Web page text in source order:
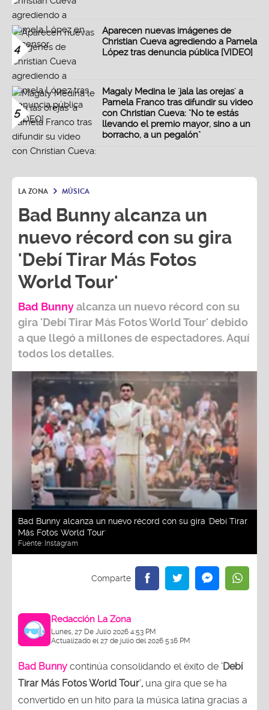
4
Aparecen nuevas imágenes de
Christian Cueva agrediendo a Pamela
López tras denuncia pública [VIDEO]
5
Magaly Medina le 'jala las orejas' a
Pamela Franco tras difundir su video
con Christian Cueva: "No te estás
llevando el premio mayor, sino a un
borracho, a un pegalón"
LA ZONA MÚSICA
Bad Bunny alcanza un
nuevo récord con su gira
'Debí Tirar Más Fotos
World Tour'
Bad Bunnyalcanza un nuevo récord con su
gira 'Debí Tirar Más Fotos World Tour' debido
a que llegó a millones de espectadores. Aquí
todos los detalles.
Bad Bunny alcanza un nuevo récord con su gira 'Debí Tirar
Más Fotos World Tour'
Fuente: Instagram
Redacción La Zona
Lunes, 27 De Julio 2026 4:53 PM
Actualizado el 27 de julio del 2026 5:16 PM
Bad Bunny continúa consolidando el éxito de 'Debí
Tirar Más Fotos World Tour', una gira que se ha
convertido en un hito para la música latina gracias a